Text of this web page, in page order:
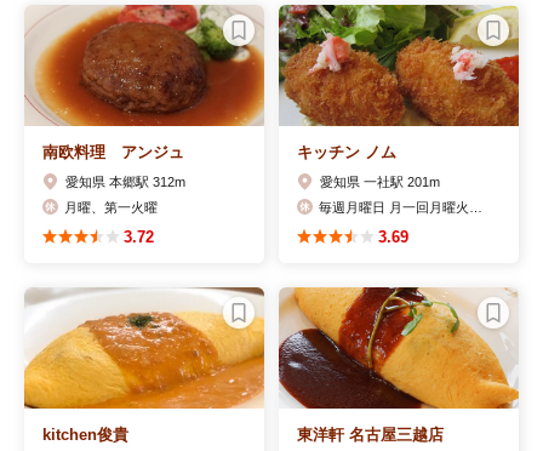
南欧料理 アンジュ
愛知県 本郷駅 312m
月曜、第一火曜
3.72
キッチン ノム
愛知県 一社駅 201m
3.69
kitchen俊貴 東洋軒 名古屋三越店